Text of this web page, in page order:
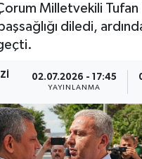
Milletvekili
diledi,
02.07.2026 - 17:45
YAYINLANMA
Durumu ve Fikstür